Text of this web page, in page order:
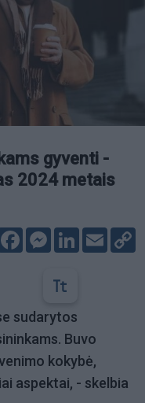
gyventi -
2024 metais
FacebookMessenger
LinkedIn
Email
sudarytos
Buvo
kokybė,
aspektai, - skelbia